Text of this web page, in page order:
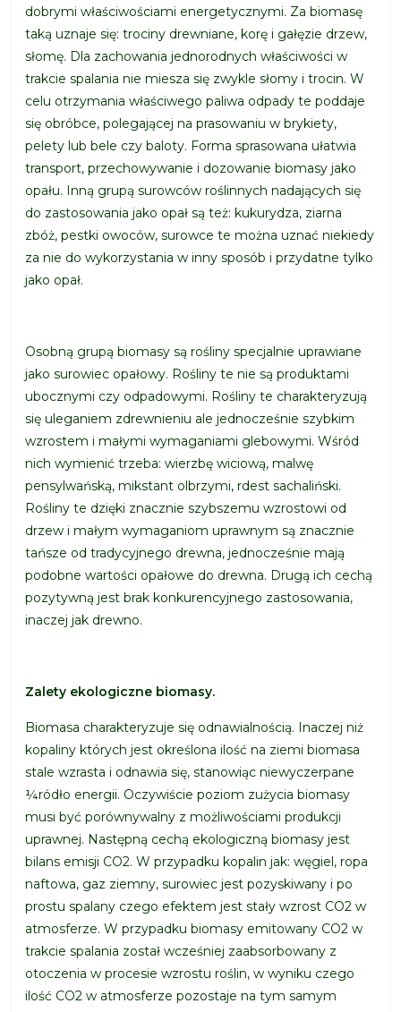
dobrymi właściwościami energetycznymi. Za biomasę
taką uznaje się: trociny drewniane, korę i gałęzie drzew,
słomę. Dla zachowania jednorodnych właściwości w
trakcie spalania nie miesza się zwykle słomy i trocin. W
celu otrzymania właściwego paliwa odpady te poddaje
się obróbce, polegającej na prasowaniu w brykiety,
pelety lub bele czy baloty. Forma sprasowana ułatwia
transport, przechowywanie i dozowanie biomasy jako
opału. Inną grupą surowców roślinnych nadających się
do zastosowania jako opał są też: kukurydza, ziarna
zbóż, pestki owoców, surowce te można uznać niekiedy
za nie do wykorzystania w inny sposób i przydatne tylko
jako opał.
Osobną grupą biomasy są rośliny specjalnie uprawiane
jako surowiec opałowy. Rośliny te nie są produktami
ubocznymi czy odpadowymi. Rośliny te charakteryzują
się uleganiem zdrewnieniu ale jednocześnie szybkim
wzrostem i małymi wymaganiami glebowymi. Wśród
nich wymienić trzeba: wierzbę wiciową, malwę
pensylwańską, mikstant olbrzymi, rdest sachaliński.
Rośliny te dzięki znacznie szybszemu wzrostowi od
drzew i małym wymaganiom uprawnym są znacznie
tańsze od tradycyjnego drewna, jednocześnie mają
podobne wartości opałowe do drewna. Drugą ich cechą
pozytywną jest brak konkurencyjnego zastosowania,
inaczej jak drewno.
Zalety ekologiczne biomasy.
Biomasa charakteryzuje się odnawialnością. Inaczej niż
kopaliny których jest określona ilość na ziemi biomasa
stale wzrasta i odnawia się, stanowiąc niewyczerpane
¼ródło energii. Oczywiście poziom zużycia biomasy
musi być porównywalny z możliwościami produkcji
uprawnej. Następną cechą ekologiczną biomasy jest
bilans emisji CO2. W przypadku kopalin jak: węgiel, ropa
naftowa, gaz ziemny, surowiec jest pozyskiwany i po
prostu spalany czego efektem jest stały wzrost CO2 w
atmosferze. W przypadku biomasy emitowany CO2 w
trakcie spalania został wcześniej zaabsorbowany z
otoczenia w procesie wzrostu roślin, w wyniku czego
ilość CO2 w atmosferze pozostaje na tym samym